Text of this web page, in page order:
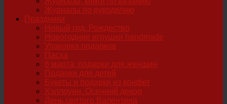
Журналы по рукоделию
Праздники
Новый год, Рождество
Новогодние игрушки handmade
Упаковка подарков
Пасха
8 марта, подарки для женщин
Подарки для детей
Букеты и подарки из конфет
Хэллоуин. Осенний декор
День святого Валентина